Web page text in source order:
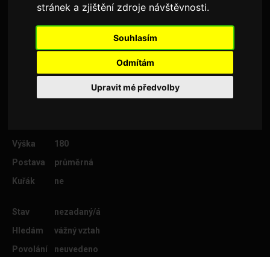
stránek a zjištění zdroje návštěvnosti.
Souhlasím
Odmítám
Upravit mé předvolby
baziovci
Mam rad sport,kulturu,prirodu.
Výška
180
Postava
průměrná
Kuřák
ne
Stav
nezadaný/á
Hledám
vážný vztah
Povolání
neuvedeno